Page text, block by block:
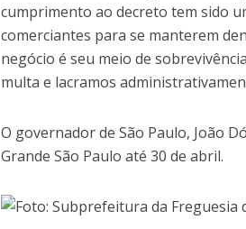
cumprimento ao decreto tem sido
comerciantes para se manterem
negócio é seu meio de
multa e lacramos
O governador de São Paulo, João
Grande São Paulo até 30 de abril.